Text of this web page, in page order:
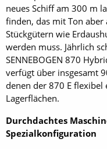
neues Schiff am 300 m
finden, das mit Ton aber
Stückgütern wie
werden muss. Jährlich
SENNEBOGEN 870
verfügt über insgesamt
denen der 870 E
Lagerflächen.
Durchdachtes
Spezialkonfiguration